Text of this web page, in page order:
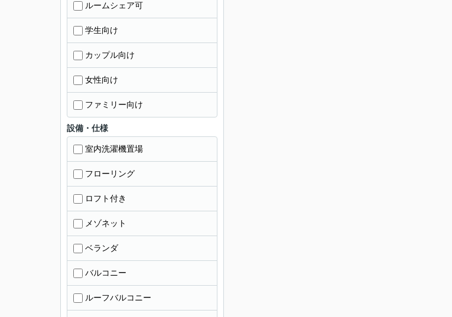
ルームシェア可
学生向け
カップル向け
女性向け
ファミリー向け
設備・仕様
室内洗濯機置場
フローリング
ロフト付き
メゾネット
ベランダ
バルコニー
ルーフバルコニー